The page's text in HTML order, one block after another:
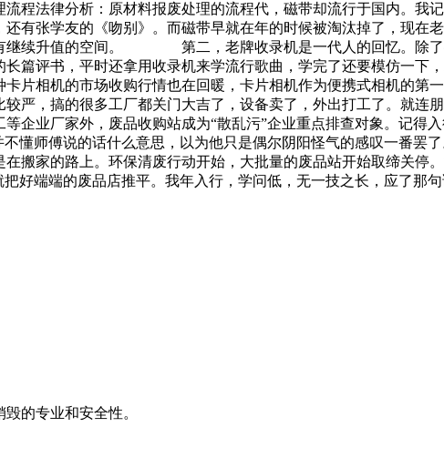
程法律分析：原材料报废处理的流程代，磁带却流行于国内。我
张学友的《吻别》。而磁带早就在年的时候被淘汰掉了，现在
继续升值的空间。 第二，老牌收录机是一代人的回忆。除了
篇评书，平时还拿用收录机来学流行歌曲，学完了还要模仿一下
相机的市场收购行情也在回暖，卡片相机作为便携式相机的第
严，搞的很多工厂都关门大吉了，设备卖了，外出打工了。就连
企业厂家外，废品收购站成为“散乱污”企业重点排查对象。记得
懂师傅说的话什么意思，以为他只是偶尔阴阳怪气的感叹一番罢
搬家的路上。环保清废行动开始，大批量的废品站开始取缔关停
好端端的废品店推平。我年入行，学问低，无一技之长，应了那
的专业和安全性。